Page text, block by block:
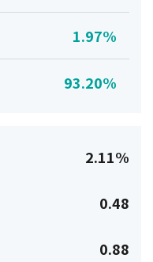
1.97%
93.20%
2.11%
0.48
0.88